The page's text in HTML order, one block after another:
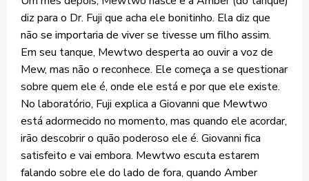
diz para o Dr. Fuji que acha ele bonitinho. Ela diz que
não se importaria de viver se tivesse um filho assim.
Em seu tanque, Mewtwo desperta ao ouvir a voz de
Mew, mas não o reconhece. Ele começa a se questionar
sobre quem ele é, onde ele está e por que ele existe.
No laboratório, Fuji explica a Giovanni que Mewtwo
está adormecido no momento, mas quando ele acordar,
irão descobrir o quão poderoso ele é. Giovanni fica
satisfeito e vai embora. Mewtwo escuta estarem
falando sobre ele do lado de fora, quando Amber